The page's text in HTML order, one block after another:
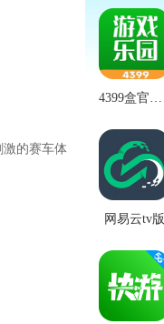
激的赛车体
4399盒官方版
网易云tv版